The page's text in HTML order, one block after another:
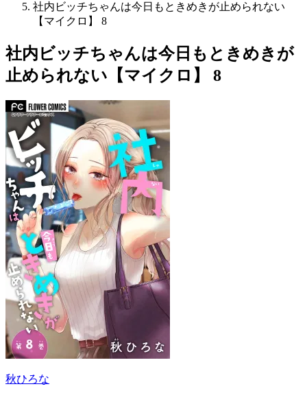
社内ビッチちゃんは今日もときめきが止められない
【マイクロ】 8
社内ビッチちゃんは今日もときめきが
止められない【マイクロ】 8
秋ひろな